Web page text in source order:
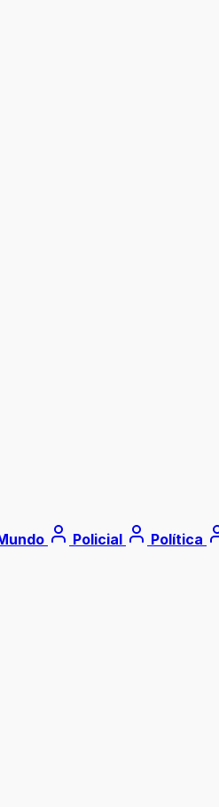
Policial Política